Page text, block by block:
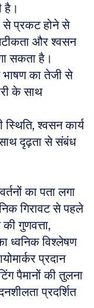
है।
से प्रकट होने से
और श्वसन
सकता है।
का तेजी से
के साथ
श्वसन कार्य
दृढ़ता से संबंध
का पता लगा
गिरावट से पहले
गुणवत्ता,
ध्वनिक विश्लेषण
प्रदान
पैमानों की तुलना
प्रदर्शित